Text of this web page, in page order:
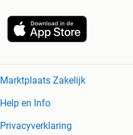
Marktplaats Zakelijk
Help en Info
Privacyverklaring